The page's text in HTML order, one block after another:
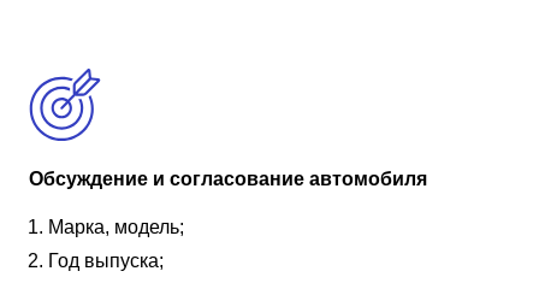
Обсуждение и согласование автомобиля
Марка, модель;
Год выпуска;